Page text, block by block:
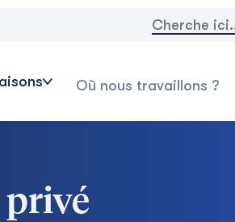
Rechercher:
Où nous travaillons ?
privé